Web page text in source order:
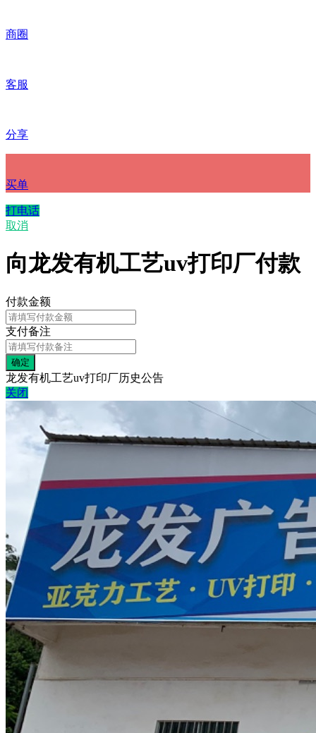
商圈
客服
分享
买单
打电话
取消
向龙发有机工艺uv打印厂付款
付款金额
支付备注
龙发有机工艺uv打印厂历史公告
关闭